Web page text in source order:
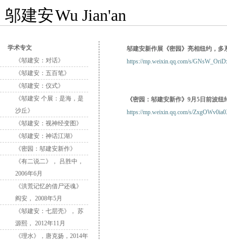
邬建安Wu Jian'an
学术专文
《邬建安：对话》
《邬建安：五百笔》
《邬建安：仪式》
《邬建安 个展：是海，是
沙丘》
《邬建安：视神经变图》
《邬建安：神话江湖》
《密园：邬建安新作》
《有二说二》， 吕胜中，
2006年6月
《洪荒记忆的借尸还魂》
阎安， 2008年5月
《邬建安：七层壳》， 苏
源熙， 2012年11月
《理水》，唐克扬，2014年
邬建安新作展《密园》亮相纽约，多
https://mp.weixin.qq.com/s/
《密园：邬建安新作》9月5日前波
https://mp.weixin.qq.com/s/